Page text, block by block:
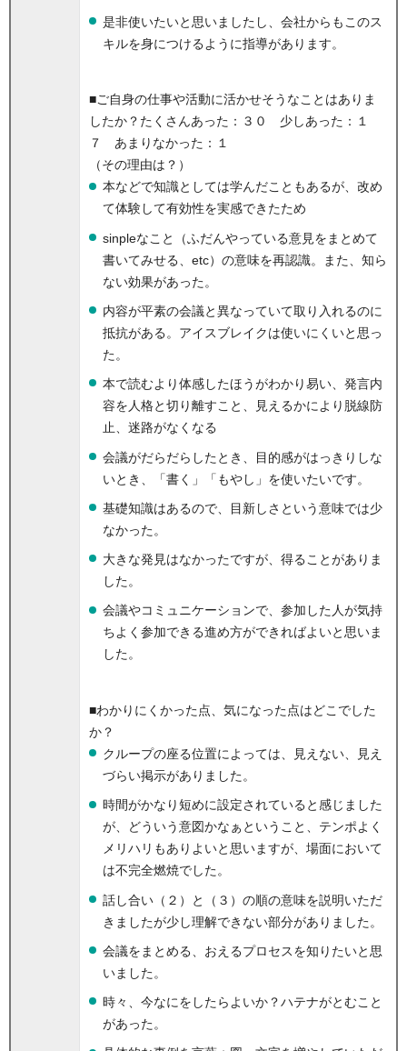
是非使いたいと思いましたし、会社からもこのス
キルを身につけるように指導があります。
■ご自身の仕事や活動に活かせそうなことはありま
したか？ たくさんあった：３０ 少しあった：１
７ あまりなかった：１
（その理由は？）
本などで知識としては学んだこともあるが、改め
て体験して有効性を実感できたため
sinpleなこと（ふだんやっている意見をまとめて
書いてみせる、etc）の意味を再認識。また、知ら
ない効果があった。
内容が平素の会議と異なっていて取り入れるのに
抵抗がある。アイスブレイクは使いにくいと思っ
た。
本で読むより体感したほうがわかり易い、発言内
容を人格と切り離すこと、見えるかにより脱線防
止、迷路がなくなる
会議がだらだらしたとき、目的感がはっきりしな
いとき、「書く」「もやし」を使いたいです。
基礎知識はあるので、目新しさという意味では少
なかった。
大きな発見はなかったですが、得ることがありま
した。
会議やコミュニケーションで、参加した人が気持
ちよく参加できる進め方ができればよいと思いま
した。
■わかりにくかった点、気になった点はどこでした
か？
クループの座る位置によっては、見えない、見え
づらい掲示がありました。
時間がかなり短めに設定されていると感じました
が、どういう意図かなぁということ、テンポよく
メリハリもありよいと思いますが、場面において
は不完全燃焼でした。
話し合い（２）と（３）の順の意味を説明いただ
きましたが少し理解できない部分がありました。
会議をまとめる、おえるプロセスを知りたいと思
いました。
時々、今なにをしたらよいか？ハテナがとむこと
があった。